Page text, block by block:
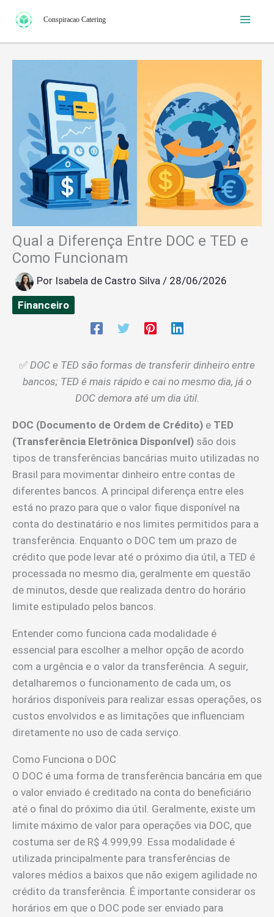
para
o
conteúdo
Conspiracao Catering
Qual a Diferença Entre DOC e TED e
Como Funcionam
Por Isabela de Castro Silva / 28/06/2026
Financeiro
✅ DOC e TED são formas de transferir dinheiro entre
bancos; TED é mais rápido e cai no mesmo dia, já o
DOC demora até um dia útil.
DOC (Documento de Ordem de Crédito) e TED
(Transferência Eletrônica Disponível) são dois
tipos de transferências bancárias muito utilizadas no
Brasil para movimentar dinheiro entre contas de
diferentes bancos. A principal diferença entre eles
está no prazo para que o valor fique disponível na
conta do destinatário e nos limites permitidos para a
transferência. Enquanto o DOC tem um prazo de
crédito que pode levar até o próximo dia útil, a TED é
processada no mesmo dia, geralmente em questão
de minutos, desde que realizada dentro do horário
limite estipulado pelos bancos.
Entender como funciona cada modalidade é
essencial para escolher a melhor opção de acordo
com a urgência e o valor da transferência. A seguir,
detalharemos o funcionamento de cada um, os
horários disponíveis para realizar essas operações, os
custos envolvidos e as limitações que influenciam
diretamente no uso de cada serviço.
Como Funciona o DOC
O DOC é uma forma de transferência bancária em que
o valor enviado é creditado na conta do beneficiário
até o final do próximo dia útil. Geralmente, existe um
limite máximo de valor para operações via DOC, que
costuma ser de R$ 4.999,99. Essa modalidade é
utilizada principalmente para transferências de
valores médios a baixos que não exigem agilidade no
crédito da transferência. É importante considerar os
horários em que o DOC pode ser enviado para